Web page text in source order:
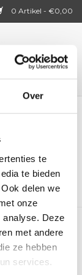
Over
te
te bieden
delen we
onze
analyse. Deze
met andere
ze hebben
services.
0 Artikel - €0,00